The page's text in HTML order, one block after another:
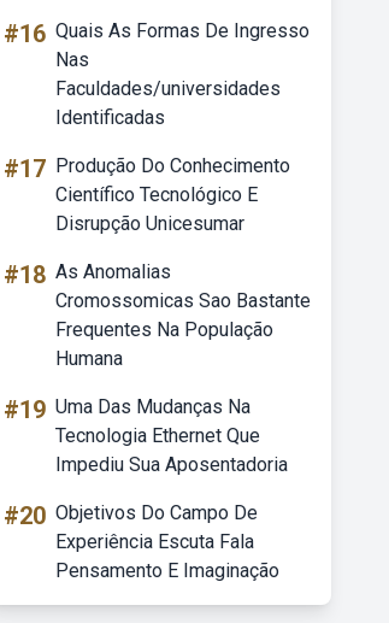
#16 Quais As Formas De Ingresso
Nas
Faculdades/universidades
Identificadas
#17 Produção Do Conhecimento
Científico Tecnológico E
Disrupção Unicesumar
#18 As Anomalias
Cromossomicas Sao Bastante
Frequentes Na População
Humana
#19 Uma Das Mudanças Na
Tecnologia Ethernet Que
Impediu Sua Aposentadoria
#20 Objetivos Do Campo De
Experiência Escuta Fala
Pensamento E Imaginação